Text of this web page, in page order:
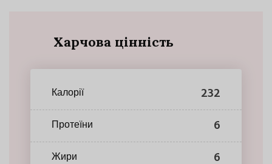
Харчова цінність
Калорії 232
Протеїни 6
Жири 6